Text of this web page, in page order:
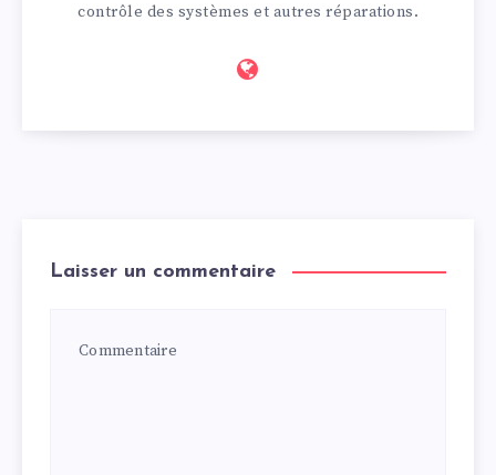
contrôle des systèmes et autres réparations.
Laisser un commentaire